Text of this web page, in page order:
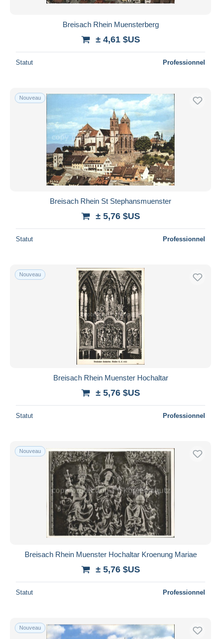
Breisach Rhein Muensterberg
± 4,61 $US
Statut Professionnel
Nouveau
Breisach Rhein St Stephansmuenster
± 5,76 $US
Statut Professionnel
Nouveau
Breisach Rhein Muenster Hochaltar
± 5,76 $US
Statut Professionnel
Nouveau
Breisach Rhein Muenster Hochaltar Kroenung Mariae
± 5,76 $US
Statut Professionnel
Nouveau